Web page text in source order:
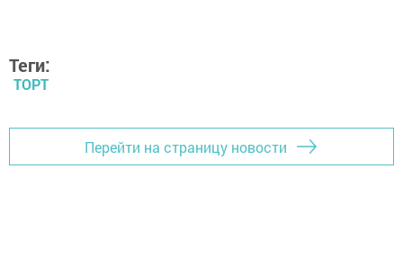
Теги:
ТОРТ
Перейти на страницу новости